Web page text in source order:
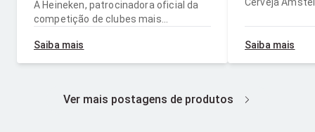
importante do mundo te convida
a celebrar! Um brinde a todos os
fãs! Para saber mais, clique no
A Heineken, patrocinadora oficial da
competição de clubes mais
celebrar! Um brinde a todos os fãs!
Para saber mais, clique no link da BIO!
Saiba mais Saiba mais
Ver mais postagens de produtos